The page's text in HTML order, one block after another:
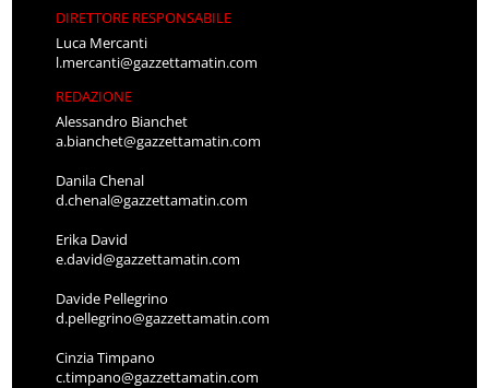
DIRETTORE RESPONSABILE
Luca Mercanti
l.mercanti@gazzettamatin.com
REDAZIONE
Alessandro Bianchet
a.bianchet@gazzettamatin.com
Danila Chenal
d.chenal@gazzettamatin.com
Erika David
e.david@gazzettamatin.com
Davide Pellegrino
d.pellegrino@gazzettamatin.com
Cinzia Timpano
c.timpano@gazzettamatin.com